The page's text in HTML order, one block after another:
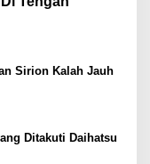
Sirion Kalah Jauh
Ditakuti Daihatsu